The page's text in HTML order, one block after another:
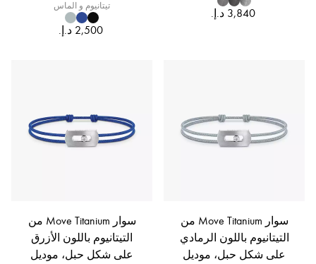
‏3,840 د.إ.‏
الحجم الصغير
تيتانيوم و الماس
‏2,500 د.إ.‏
سوار Move Titanium من
التيتانيوم باللون الرمادي
على شكل حبل، موديل
سوار Move Titanium من
التيتانيوم باللون الأزرق
على شكل حبل، موديل